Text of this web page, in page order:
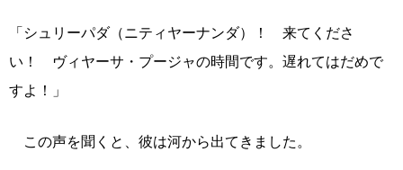
「シュリーパダ（ニティヤーナンダ）！ 来てくださ
い！ ヴィヤーサ・プージャの時間です。遅れてはだめで
すよ！」
この声を聞くと、彼は河から出てきました。